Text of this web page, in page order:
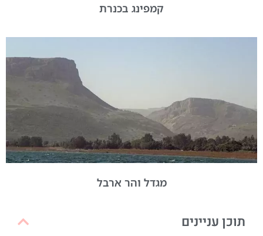
קמפינג בכנרת
מגדל והר ארבל
תוכן עניינים